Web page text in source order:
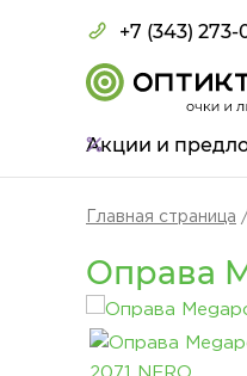
+7 (343) 273-
Акции и
Главная страница
Оправа